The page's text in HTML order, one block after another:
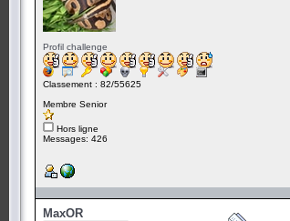
Profil challenge
Classement : 82/55625
Membre Senior
Hors ligne
Messages: 426
MaxOR